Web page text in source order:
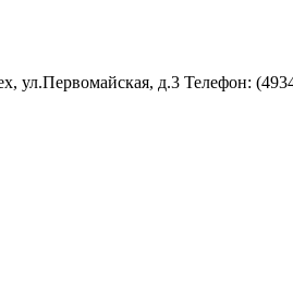
ул.Первомайская, д.3 Телефон: